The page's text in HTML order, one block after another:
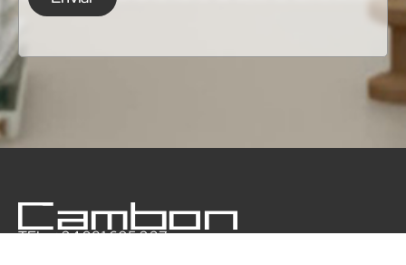
TEL: +34 981 605 327